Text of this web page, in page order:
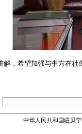
解，希望加强与中方在
中华人民共和国驻贝